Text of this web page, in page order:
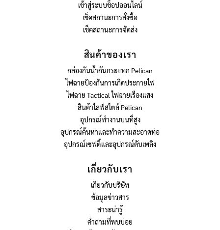
เข้าสู่ระบบช็อปออนไลน์
เช็คสถานะการสั่งซื้อ
เช็คสถานะการจัดส่ง
สินค้าของเรา
กล่องกันน้ำกันกระแทก Pelican
ไฟฉายป้องกันการเกิดประกายไฟ
ไฟฉาย Tactical ไฟฉายเรืองแสง
สินค้าไลฟ์สไตล์ Pelican
อุปกรณ์ทำงานบนที่สูง
อุปกรณ์ค้นหาและทำความสะอาดท่อ
อุปกรณ์เซฟตี้และอุปกรณ์ดับเพลิง
เกี่ยวกับเรา
เกี่ยวกับบริษัท
ข้อมูลข่าวสาร
สาระน่ารู้
คำถามที่พบบ่อย